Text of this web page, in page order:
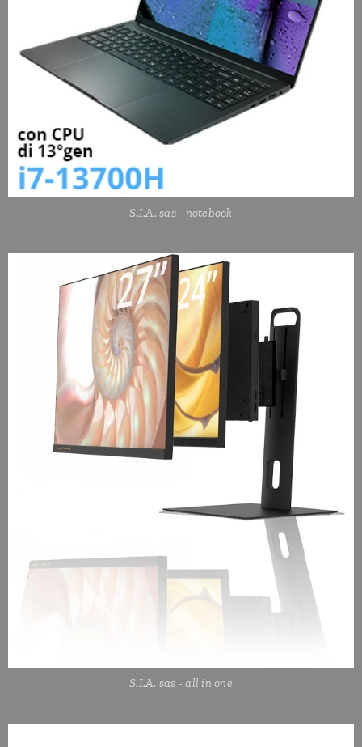
S.I.A. sas - notebook
S.I.A. sas - all in one